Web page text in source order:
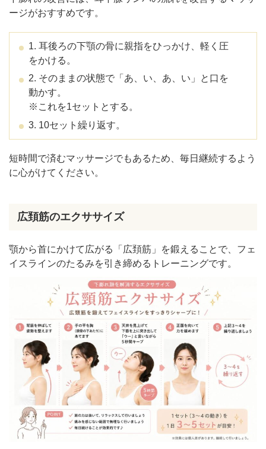
ージがおすすめです。
1. 耳後ろの下顎の骨に親指をひっかけ、軽く圧
をかける。
2. そのままの状態で「あ、い、あ、い」と口を
動かす。
※これを1セットとする。
3. 10セット繰り返す。
短時間で済むマッサージでもあるため、毎日継続するよう
に心がけてください。
広頚筋のエクササイズ
顎から首にかけて広がる「広頚筋」を鍛えることで、フェ
イスラインのたるみを引き締めるトレーニングです。